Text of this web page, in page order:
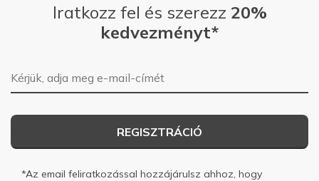
Iratkozz fel és szerezz 20%
kedvezményt*
E-mail-cím
REGISZTRÁCIÓ
*Az email feliratkozással hozzájárulsz ahhoz, hogy